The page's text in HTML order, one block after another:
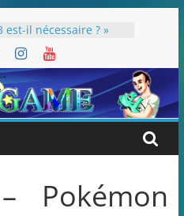
est-il nécessaire ? »
des JV Harry
: ceci est une
pas) !
2022
Pokémon